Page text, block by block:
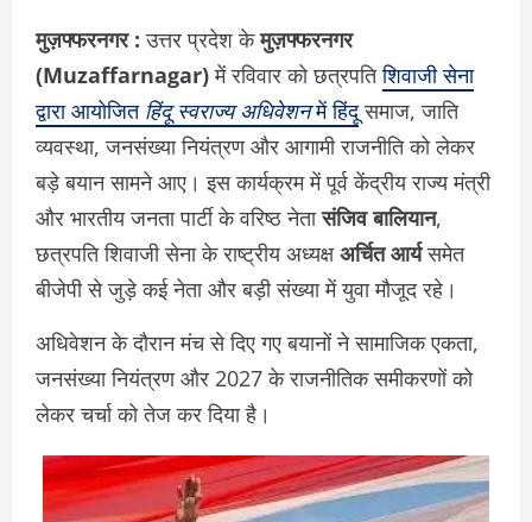
मुज़फ्फरनगर : उत्तर प्रदेश केमुज़फ्फरनगर
(Muzaffarnagar)में रविवार को छत्रपतिशिवाजी सेना
द्वारा आयोजित हिंदू स्वराज्य अधिवेशनमें हिंदूसमाज, जाति
व्यवस्था, जनसंख्या नियंत्रण और आगामी राजनीति को लेकर
बड़े बयान सामने आए। इस कार्यक्रम में पूर्व केंद्रीय राज्य मंत्री
और भारतीय जनता पार्टी के वरिष्ठ नेतासंजिव बालियान,
छत्रपति शिवाजी सेना के राष्ट्रीय अध्यक्षअर्चित आर्यसमेत
बीजेपी से जुड़े कई नेता और बड़ी संख्या में युवा मौजूद रहे।
अधिवेशन के दौरान मंच से दिए गए बयानों ने सामाजिक एकता,
जनसंख्या नियंत्रण और 2027 के राजनीतिक समीकरणों को
लेकर चर्चा को तेज कर दिया है।